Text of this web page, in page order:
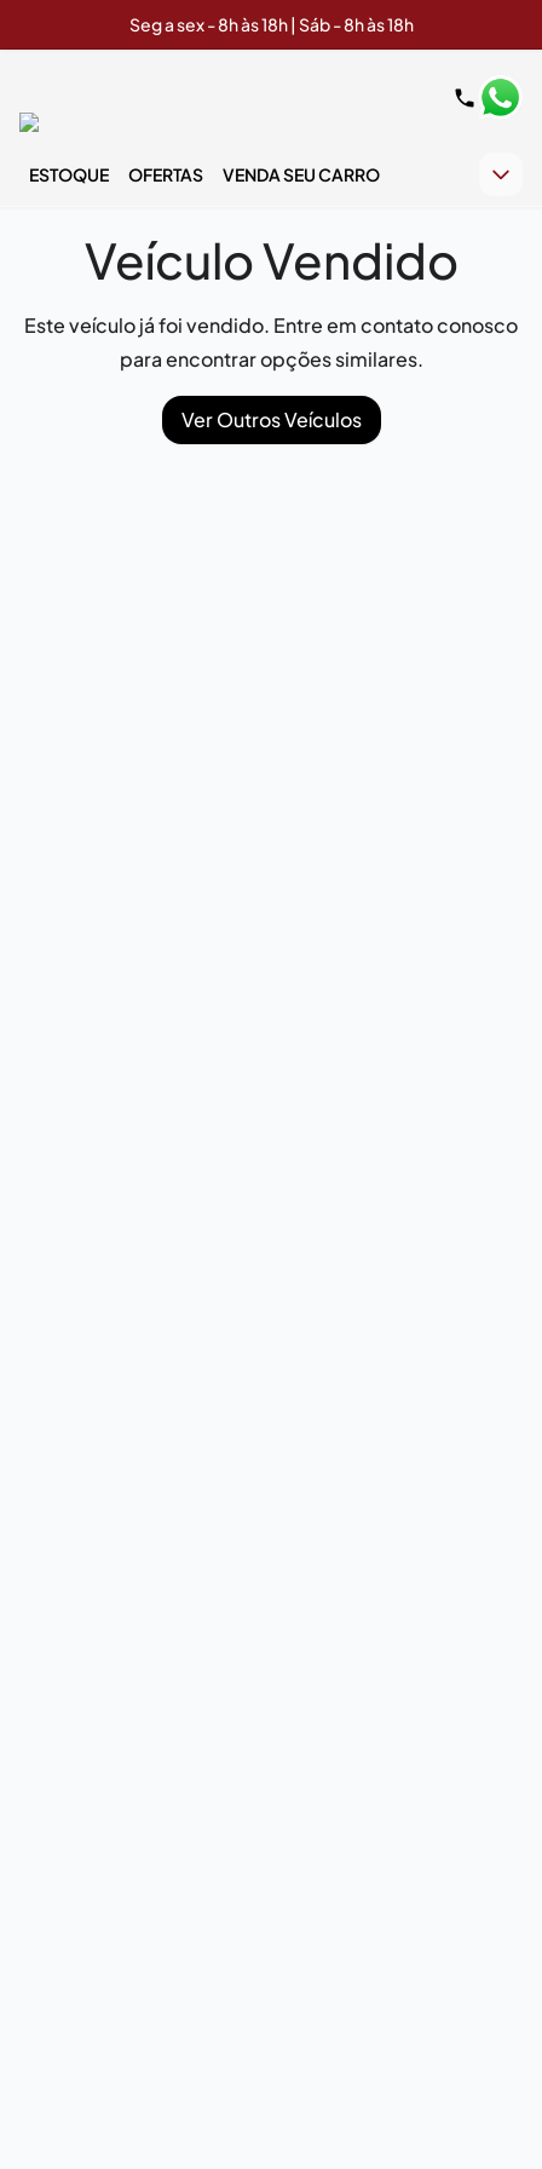
Seg a sex - 8h às 18h | Sáb - 8h às 18h
ESTOQUE OFERTAS VENDA SEU CARRO
Veículo Vendido
Este veículo já foi vendido. Entre em contato conosco
para encontrar opções similares.
Ver Outros Veículos